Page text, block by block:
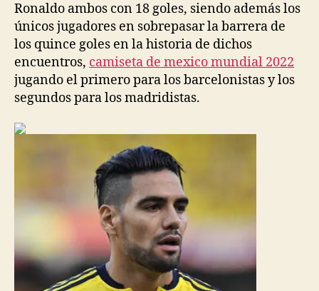
Ronaldo ambos con 18 goles, siendo además los
únicos jugadores en sobrepasar la barrera de
los quince goles en la historia de dichos
encuentros, camiseta de mexico mundial 2022
jugando el primero para los barcelonistas y los
segundos para los madridistas.